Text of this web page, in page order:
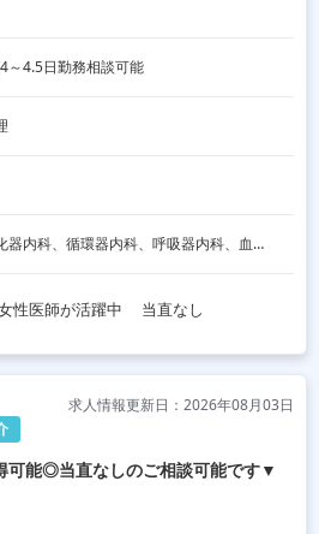
～4.5日勤務相談可能
一般内科、消化器内科、循環器内科、呼吸器内科、血液内科、脳神経内科、内分泌内科、老人内科、その他
性医師が活躍中 当直なし
求人情報更新日：2026年08月03日
可能◎当直なしのご相談可能です▼